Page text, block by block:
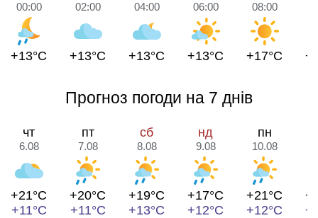
00:00
+13°C
02:00
+13°C
04:00
+13°C
06:00
+13°C
08:00
+17°C
Прогноз погоди на 7 днів
чт
6.08
+21°C
+11°C
пт
7.08
+20°C
+11°C
сб
8.08
+19°C
+13°C
нд
9.08
+17°C
+12°C
пн
10.08
+21°C
+12°C